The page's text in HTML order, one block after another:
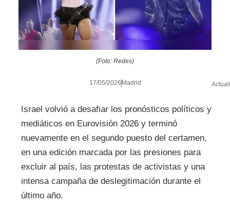
(Foto: Redes)
17/05/2026 Madrid
Israel volvió a desafiar los pronósticos políticos y
mediáticos en Eurovisión 2026 y terminó
nuevamente en el segundo puesto del certamen,
en una edición marcada por las presiones para
excluir al país, las protestas de activistas y una
intensa campaña de deslegitimación durante el
último año.